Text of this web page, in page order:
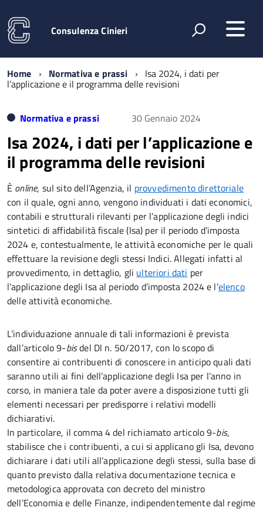
Consulenza Cinieri
Home Normativa e prassi Isa 2024, i dati per
l’applicazione e il programma delle revisioni
Normativa e prassi 30 Gennaio 2024
Isa 2024, i dati per l’applicazione e
il programma delle revisioni
È online, sul sito dell’Agenzia, il provvedimento direttoriale
con il quale, ogni anno, vengono individuati i dati economici,
contabili e strutturali rilevanti per l’applicazione degli indici
sintetici di affidabilità fiscale (Isa) per il periodo d’imposta
2024 e, contestualmente, le attività economiche per le quali
effettuare la revisione degli stessi Indici. Allegati infatti al
provvedimento, in dettaglio, gli ulteriori dati per
l’applicazione degli Isa al periodo d’imposta 2024 e l’elenco
delle attività economiche.
L’individuazione annuale di tali informazioni è prevista
dall’articolo 9-bisdel Dl n. 50/2017, con lo scopo di
consentire ai contribuenti di conoscere in anticipo quali dati
saranno utili ai fini dell’applicazione degli Isa per l’anno in
corso, in maniera tale da poter avere a disposizione tutti gli
elementi necessari per predisporre i relativi modelli
dichiarativi.
In particolare, il comma 4 del richiamato articolo 9-bis,
stabilisce che i contribuenti, a cui si applicano gli Isa, devono
dichiarare i dati utili all’applicazione degli stessi, sulla base di
quanto previsto dalla relativa documentazione tecnica e
metodologica approvata con decreto del ministro
dell’Economia e delle Finanze, indipendentemente dal regime